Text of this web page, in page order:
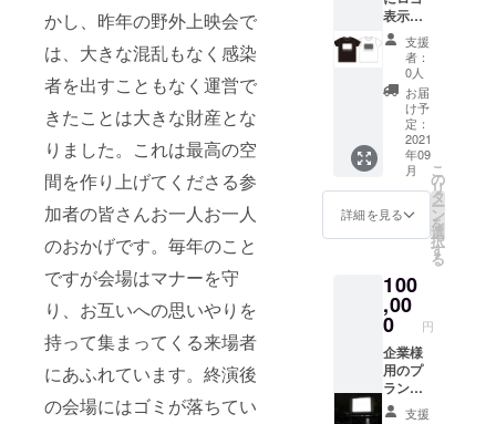
かし、昨年の野外上映会で
は、大きな混乱もなく感染
者を出すこともなく運営で
きたことは大きな財産とな
りました。これは最高の空
間を作り上げてくださる参
加者の皆さんお一人お一人
のおかげです。毎年のこと
ですが会場はマナーを守
り、お互いへの思いやりを
持って集まってくる来場者
にあふれています。終演後
の会場にはゴミが落ちてい
第お知らせ
しますの
少々お待ち
ください。
ザイン
が画像
と異な
る場合
があり
ます）
※必ず備
考欄に
「表示
するお
名前」
をご記
表示が
可能
な、主
に法人
様向け
のプラ
ンで
す。 お
礼メー
ル 上映
時名前
表示
（大・
ロゴ
バッヂ5
個（ど
の種類
が届く
かはお
楽し
み!） オ
リジナ
支援
者：
0人
お届
け予
定：
2021
年09
月
詳細を見る
こ
の
リ
タ
ー
ン
を
選
択
す
る
100
,00
0 円
企業様
用のプ
ランと
なりま
支援